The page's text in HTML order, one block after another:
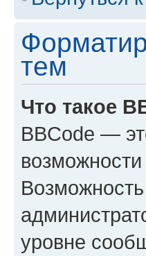
тем
Что такое
BBCode —
уровне